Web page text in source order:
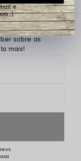
sobre as
mais!
e
;)